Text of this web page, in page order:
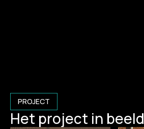
PROJECT
Het project in beeld